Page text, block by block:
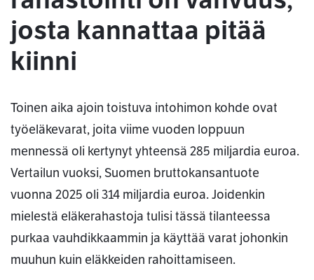
josta kannattaa pitää
kiinni
Toinen aika ajoin toistuva intohimon kohde ovat
työeläkevarat, joita viime vuoden loppuun
mennessä oli kertynyt yhteensä 285 miljardia euroa.
Vertailun vuoksi, Suomen bruttokansantuote
vuonna 2025 oli 314 miljardia euroa. Joidenkin
mielestä eläkerahastoja tulisi tässä tilanteessa
purkaa vauhdikkaammin ja käyttää varat johonkin
muuhun kuin eläkkeiden rahoittamiseen.